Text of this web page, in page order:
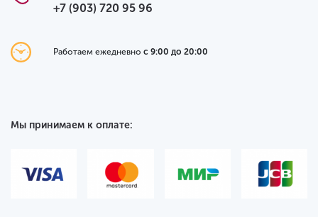
+7 (903) 720 95 96
Работаем ежедневно с 9:00 до 20:00
Мы принимаем к оплате: